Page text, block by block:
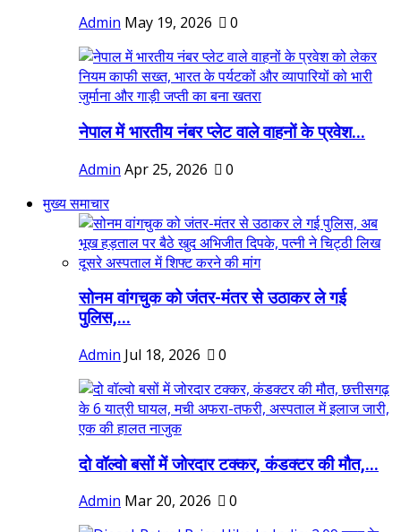
Admin May 19, 2026 0
नेपाल में भारतीय नंबर प्लेट वाले वाहनों के प्रवेश...
Admin Apr 25, 2026
0
मुख्य समाचार
सोनम वांगचुक को जंतर-मंतर से उठाकर ले गई
पुलिस,...
Admin Jul 18, 2026 0
दो वॉल्वो बसों में जोरदार टक्कर, कंडक्टर की मौत,...
Admin Mar 20, 2026 0